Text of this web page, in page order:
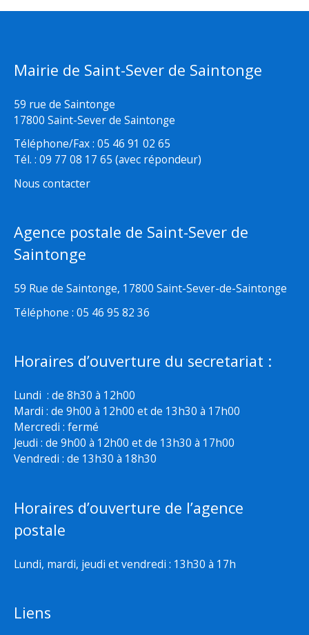
Mairie de Saint-Sever de Saintonge
59 rue de Saintonge
17800 Saint-Sever de Saintonge
Téléphone/Fax : 05 46 91 02 65
Tél. : 09 77 08 17 65 (avec répondeur)
Nous contacter
Agence postale de Saint-Sever de
Saintonge
59 Rue de Saintonge, 17800 Saint-Sever-de-Saintonge
Téléphone : 05 46 95 82 36
Horaires d’ouverture du secretariat :
Lundi : de 8h30 à 12h00
Mardi : de 9h00 à 12h00 et de 13h30 à 17h00
Mercredi : fermé
Jeudi : de 9h00 à 12h00 et de 13h30 à 17h00
Vendredi : de 13h30 à 18h30
Horaires d’ouverture de l’agence
postale
Lundi, mardi, jeudi et vendredi : 13h30 à 17h
Liens